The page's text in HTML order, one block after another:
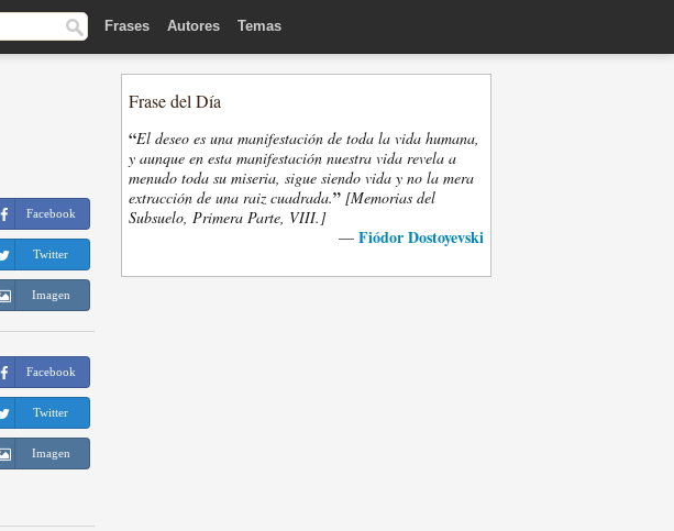
Frases Autores Temas
Facebook
Twitter
Imagen
Facebook
Twitter
Imagen
Frase del Día
“El deseo es una manifestación de toda la vida humana,
y aunque en esta manifestación nuestra vida revela a
menudo toda su miseria, sigue siendo vida y no la mera
extracción de una raiz cuadrada.” [Memorias del
Subsuelo, Primera Parte, VIII.]
— Fiódor Dostoyevski